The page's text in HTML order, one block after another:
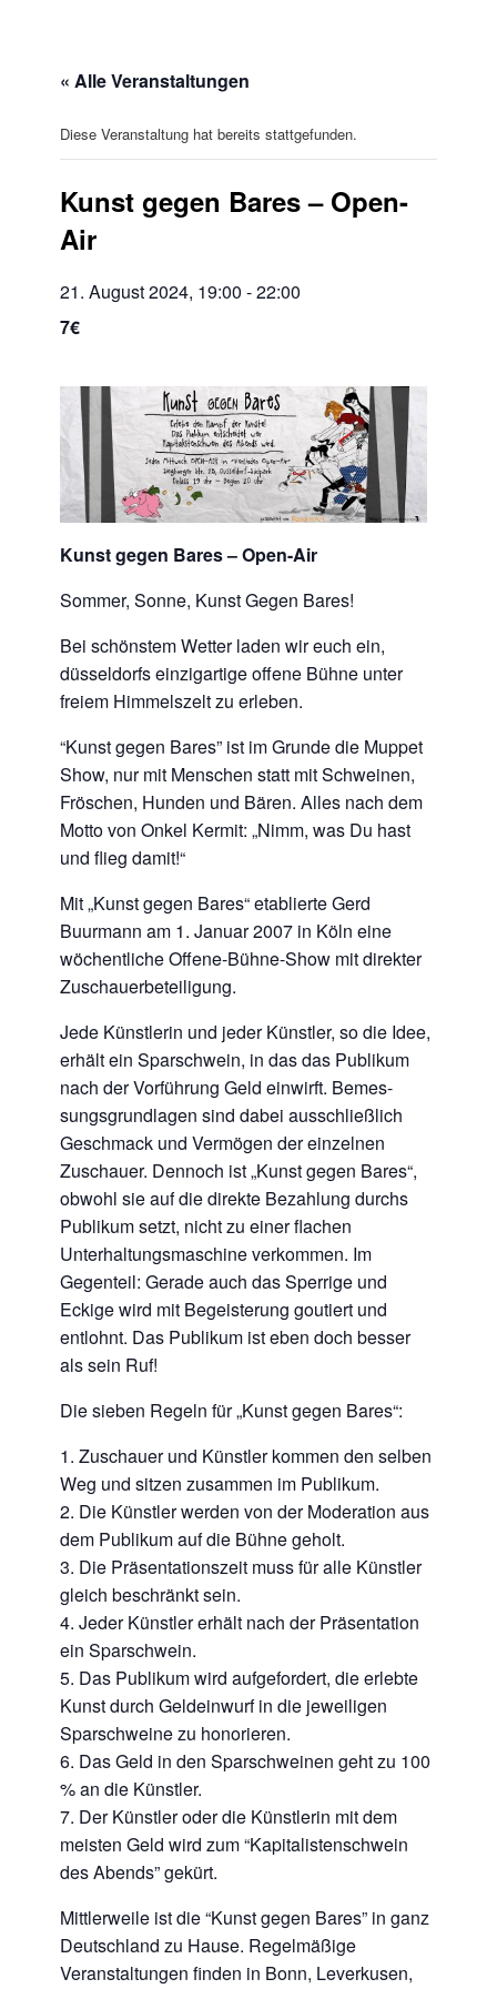
« Alle Veranstaltungen
Diese Veranstaltung hat bereits stattgefunden.
Kunst gegen Bares – Open-
Air
21. August 2024, 19:00 -22:00
7€
Kunst gegen Bares – Open-Air
Sommer, Sonne, Kunst Gegen Bares!
Bei schönstem Wetter laden wir euch ein,
düsseldorfs einzigartige offene Bühne unter
freiem Himmelszelt zu erleben.
“Kunst gegen Bares” ist im Grunde die Muppet
Show, nur mit Menschen statt mit Schweinen,
Fröschen, Hunden und Bären. Alles nach dem
Motto von Onkel Kermit: „Nimm, was Du hast
und flieg damit!“
Mit „Kunst gegen Bares“ etablierte Gerd
Buurmann am 1. Januar 2007 in Köln eine
wöchentliche Offene-Bühne-Show mit direkter
Zuschauerbeteiligung.
Jede Künstlerin und jeder Künstler, so die Idee,
erhält ein Sparschwein, in das das Publikum
nach der Vorführung Geld einwirft. Bemes-
sungsgrundlagen sind dabei ausschließlich
Geschmack und Vermögen der einzelnen
Zuschauer. Dennoch ist „Kunst gegen Bares“,
obwohl sie auf die direkte Bezahlung durchs
Publikum setzt, nicht zu einer flachen
Unterhaltungsmaschine verkommen. Im
Gegenteil: Gerade auch das Sperrige und
Eckige wird mit Begeisterung goutiert und
entlohnt. Das Publikum ist eben doch besser
als sein Ruf!
Die sieben Regeln für „Kunst gegen Bares“:
1. Zuschauer und Künstler kommen den selben
Weg und sitzen zusammen im Publikum.
2. Die Künstler werden von der Moderation aus
dem Publikum auf die Bühne geholt.
3. Die Präsentationszeit muss für alle Künstler
gleich beschränkt sein.
4. Jeder Künstler erhält nach der Präsentation
ein Sparschwein.
5. Das Publikum wird aufgefordert, die erlebte
Kunst durch Geldeinwurf in die jeweiligen
Sparschweine zu honorieren.
6. Das Geld in den Sparschweinen geht zu 100
% an die Künstler.
7. Der Künstler oder die Künstlerin mit dem
meisten Geld wird zum “Kapitalistenschwein
des Abends” gekürt.
Mittlerweile ist die “Kunst gegen Bares” in ganz
Deutschland zu Hause. Regelmäßige
Veranstaltungen finden in Bonn, Leverkusen,